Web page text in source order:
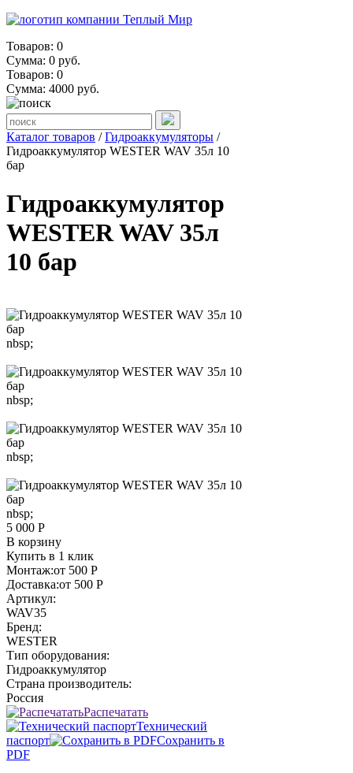
Товаров: 0
Сумма: 0 руб.
Товаров: 0
Сумма: 4000 руб.
Каталог товаров /Гидроаккумуляторы /
Гидроаккумулятор WESTER WAV 35л 10
бар
Гидроаккумулятор
WESTER WAV 35л
10 бар
nbsp;
nbsp;
nbsp;
nbsp;
5 000 Р
В корзину
Купить в 1 клик
Монтаж:от 500 Р
Доставка:от 500 Р
Артикул:
WAV35
Бренд:
WESTER
Тип оборудования:
Гидроаккумулятор
Страна производитель:
Россия
Распечатать
Технический
паспорт
Сохранить в
PDF